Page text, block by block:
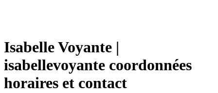
Isabelle Voyante |
isabellevoyante coordonnées
horaires et contact